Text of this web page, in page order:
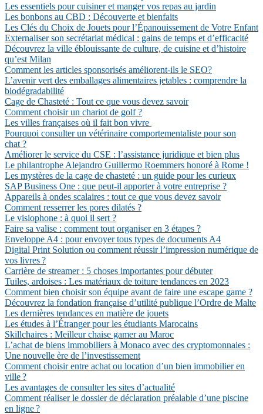
Les essentiels pour cuisiner et manger vos repas au jardin
Les bonbons au CBD : Découverte et bienfaits
Les Clés du Choix de Jouets pour l’Épanouissement de Votre Enfant
Externaliser son secrétariat médical : gains de temps et d’efficacité
Découvrez la ville éblouissante de culture, de cuisine et d’histoire
qu’est Milan
Comment les articles sponsorisés améliorent-ils le SEO?
L’avenir vert des emballages alimentaires jetables : comprendre la
biodégradabilité
Cage de Chasteté : Tout ce que vous devez savoir
Comment choisir un chariot de golf ?
Les villes françaises où il fait bon vivre
Pourquoi consulter un vétérinaire comportementaliste pour son
chat ?
Améliorer le service du CSE : l’assistance juridique et bien plus
Le philantrophe Alejandro Guillermo Roemmers honoré à Rome !
Les mystères de la cage de chasteté : un guide pour les curieux
SAP Business One : que peut-il apporter à votre entreprise ?
Appareils à ondes scalaires : tout ce que vous devez savoir
Comment resserrer les pores dilatés ?
Le visiophone : à quoi il sert ?
Faire sa valise : comment tout organiser en 3 étapes ?
Enveloppe A4 : pour envoyer tous types de documents A4
Digital Print Solution ou comment réussir l’impression numérique de
vos livres ?
Carrière de streamer : 5 choses importantes pour débuter
Tuiles, ardoises : Les matériaux de toiture tendances en 2023
Comment bien choisir son équipe avant de faire une escape game ?
Découvrez la fondation française d’utilité publique l’Ordre de Malte
Les dernières tendances en matière de jouets
Les études à l’Étranger pour les étudiants Marocains
Skillchaires : Meilleur chaise gamer au Maroc
L’achat de biens immobiliers à Monaco avec des cryptomonnaies :
Une nouvelle ère de l’investissement
Comment choisir entre achat ou location d’un bien immobilier en
ville ?
Les avantages de consulter les sites d’actualité
Comment réaliser le dossier de déclaration préalable d’une piscine
en ligne ?